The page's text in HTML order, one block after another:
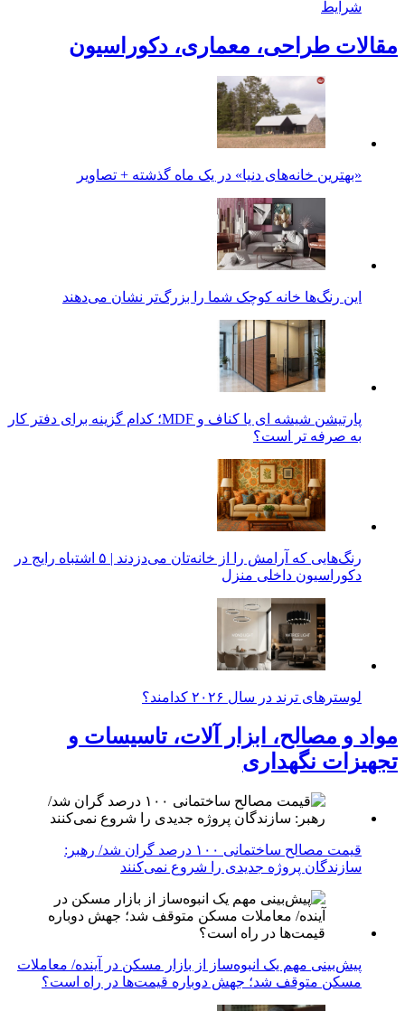
شرایط
مقالات طراحی، معماری، دکوراسیون
«بهترین خانه‌های دنیا» در یک ماه گذشته + تصاویر
این رنگ‌ها خانه کوچک شما را بزرگ‌تر نشان می‌دهند
پارتیشن شیشه ای یا کناف و MDF؛ کدام گزینه برای دفتر کار
به صرفه تر است؟
رنگ‌هایی که آرامش را از خانه‌تان می‌دزدند | ۵ اشتباه رایج در
دکوراسیون داخلی منزل
لوسترهای ترند در سال ۲۰۲۶ کدامند؟
مواد و مصالح، ابزار آلات، تاسیسات و
تجهیزات نگهداری
قیمت مصالح ساختمانی ۱۰۰ درصد گران شد/ رهبر:
سازندگان پروژه جدیدی را شروع نمی‌کنند
پیش‌بینی مهم یک انبوه‌ساز از بازار مسکن در آینده/ معاملات
مسکن متوقف شد؛ جهش دوباره قیمت‌ها در راه است؟